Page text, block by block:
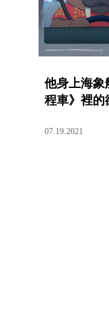
他身上海
程車》裡的
07.19.2021